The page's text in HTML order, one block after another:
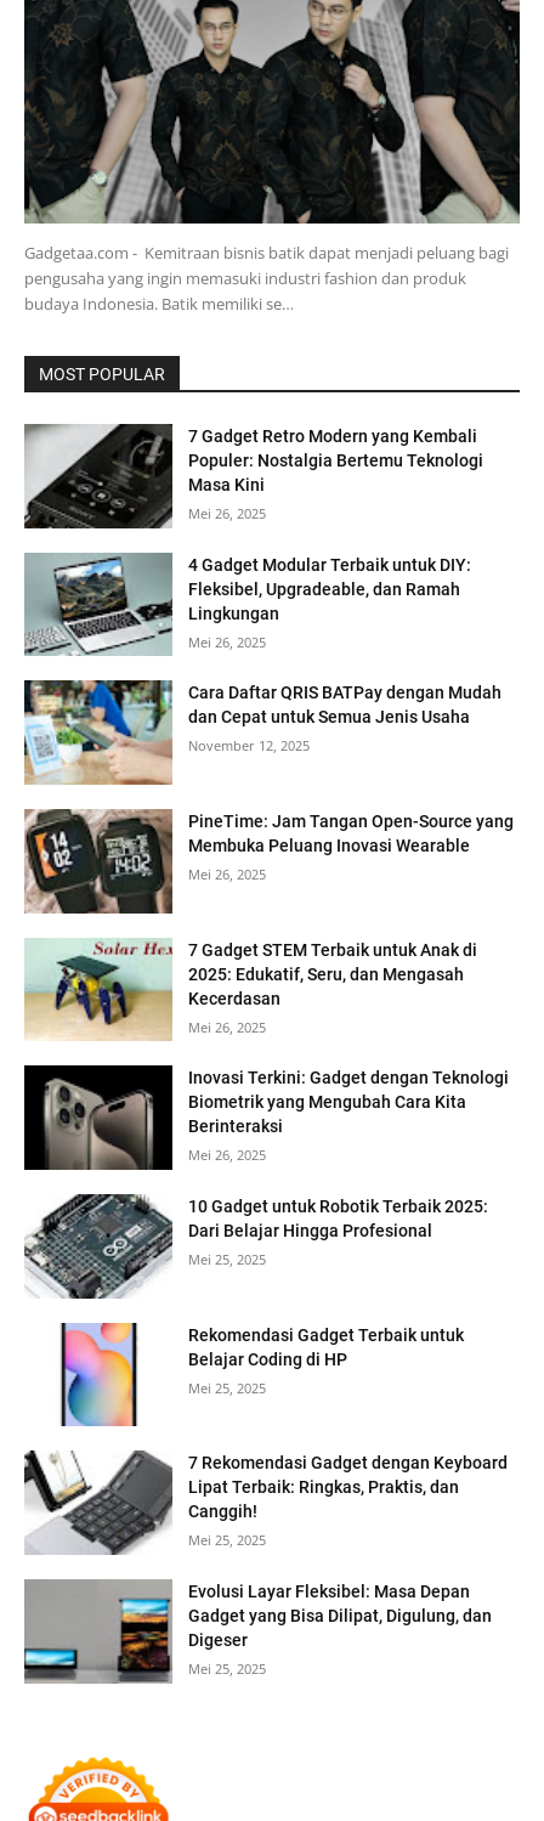
Gadgetaa.com - Kemitraan bisnis batik dapat menjadi peluang bagi
pengusaha yang ingin memasuki industri fashion dan produk
budaya Indonesia. Batik memiliki se…
MOST POPULAR
7 Gadget Retro Modern yang Kembali
Populer: Nostalgia Bertemu Teknologi
Masa Kini
Mei 26, 2025
4 Gadget Modular Terbaik untuk DIY:
Fleksibel, Upgradeable, dan Ramah
Lingkungan
Mei 26, 2025
Cara Daftar QRIS BATPay dengan Mudah
dan Cepat untuk Semua Jenis Usaha
November 12, 2025
PineTime: Jam Tangan Open-Source yang
Membuka Peluang Inovasi Wearable
Mei 26, 2025
7 Gadget STEM Terbaik untuk Anak di
2025: Edukatif, Seru, dan Mengasah
Kecerdasan
Mei 26, 2025
Inovasi Terkini: Gadget dengan Teknologi
Biometrik yang Mengubah Cara Kita
Berinteraksi
Mei 26, 2025
10 Gadget untuk Robotik Terbaik 2025:
Dari Belajar Hingga Profesional
Mei 25, 2025
Rekomendasi Gadget Terbaik untuk
Belajar Coding di HP
Mei 25, 2025
7 Rekomendasi Gadget dengan Keyboard
Lipat Terbaik: Ringkas, Praktis, dan
Canggih!
Mei 25, 2025
Evolusi Layar Fleksibel: Masa Depan
Gadget yang Bisa Dilipat, Digulung, dan
Digeser
Mei 25, 2025